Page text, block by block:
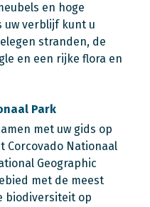
en hoge
uw verblijf kunt u
stranden, de
en een rijke flora en
Park
met uw gids op
Corcovado Nationaal
Geographic
met de meest
biodiversiteit op